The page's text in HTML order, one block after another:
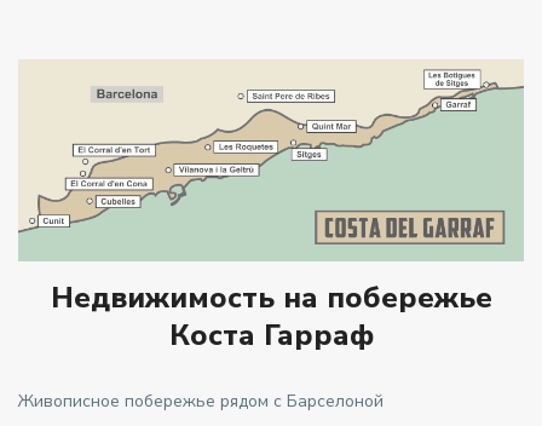
Недвижимость на побережье
Коста Гарраф
Живописное побережье рядом с Барселоной